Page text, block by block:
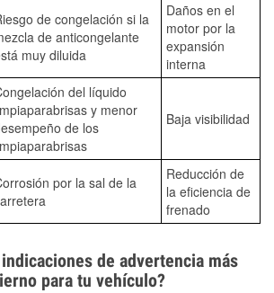
de congelación si la
de anticongelante
muy diluida
Daños en el
motor por la
expansión
interna
del líquido
y menor
de los
Baja visibilidad
por la sal de la
Reducción de
la eficiencia de
frenado
de advertencia más
para tu vehículo?